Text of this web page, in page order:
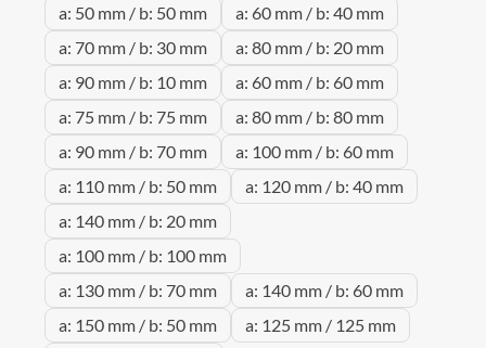
a: 50 mm / b: 50 mm
a: 60 mm / b: 40 mm
a: 70 mm / b: 30 mm
a: 80 mm / b: 20 mm
a: 90 mm / b: 10 mm
a: 60 mm / b: 60 mm
a: 75 mm / b: 75 mm
a: 80 mm / b: 80 mm
a: 90 mm / b: 70 mm
a: 100 mm / b: 60 mm
a: 110 mm / b: 50 mm
a: 120 mm / b: 40 mm
a: 140 mm / b: 20 mm
a: 100 mm / b: 100 mm
a: 130 mm / b: 70 mm
a: 140 mm / b: 60 mm
a: 150 mm / b: 50 mm
a: 125 mm / 125 mm